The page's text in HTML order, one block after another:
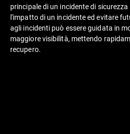
principale di un incidente di
l'impatto di un incidente ed evitare
agli incidenti può essere guidata in
maggiore visibilità, mettendo
recupero.